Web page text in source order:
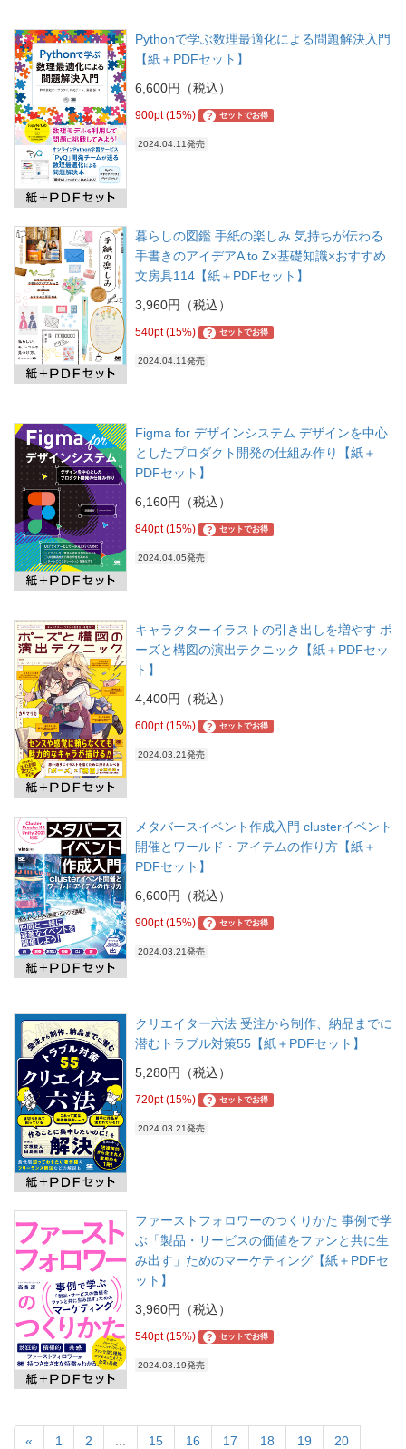
Pythonで学ぶ数理最適化による問題解決入門
【紙＋PDFセット】
6,600円（税込）
900pt (15%) ? セットでお得
2024.04.11発売
暮らしの図鑑 手紙の楽しみ 気持ちが伝わる
手書きのアイデアA to Z×基礎知識×おすすめ
文房具114【紙＋PDFセット】
3,960円（税込）
540pt (15%) ? セットでお得
2024.04.11発売
Figma for デザインシステム デザインを中心
としたプロダクト開発の仕組み作り【紙＋
PDFセット】
6,160円（税込）
840pt (15%) ? セットでお得
2024.04.05発売
キャラクターイラストの引き出しを増やす ポ
ーズと構図の演出テクニック【紙＋PDFセッ
ト】
4,400円（税込）
600pt (15%) ? セットでお得
2024.03.21発売
メタバースイベント作成入門 clusterイベント
開催とワールド・アイテムの作り方【紙＋
PDFセット】
6,600円（税込）
900pt (15%) ? セットでお得
2024.03.21発売
クリエイター六法 受注から制作、納品までに
潜むトラブル対策55【紙＋PDFセット】
5,280円（税込）
720pt (15%) ? セットでお得
2024.03.21発売
ファーストフォロワーのつくりかた 事例で学
ぶ「製品・サービスの価値をファンと共に生
み出す」ためのマーケティング【紙＋PDFセ
ット】
3,960円（税込）
540pt (15%) ? セットでお得
2024.03.19発売
« 1 2 15 16 17 18 19 20